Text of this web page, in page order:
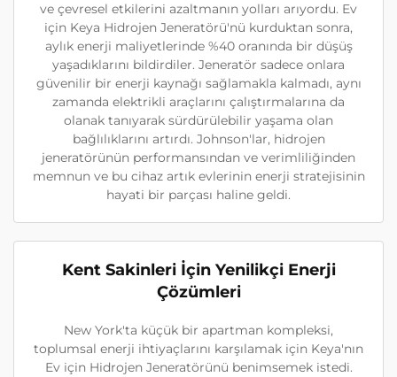
ve çevresel etkilerini azaltmanın yolları arıyordu. Ev
için Keya Hidrojen Jeneratörü'nü kurduktan sonra,
aylık enerji maliyetlerinde %40 oranında bir düşüş
yaşadıklarını bildirdiler. Jeneratör sadece onlara
güvenilir bir enerji kaynağı sağlamakla kalmadı, aynı
zamanda elektrikli araçlarını çalıştırmalarına da
olanak tanıyarak sürdürülebilir yaşama olan
bağlılıklarını artırdı. Johnson'lar, hidrojen
jeneratörünün performansından ve verimliliğinden
memnun ve bu cihaz artık evlerinin enerji stratejisinin
hayati bir parçası haline geldi.
Kent Sakinleri İçin Yenilikçi Enerji
Çözümleri
New York'ta küçük bir apartman kompleksi,
toplumsal enerji ihtiyaçlarını karşılamak için Keya'nın
Ev için Hidrojen Jeneratörünü benimsemek istedi.